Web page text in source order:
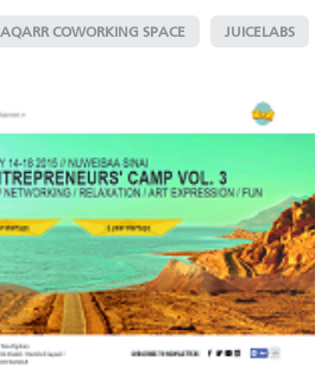
JUICELABS
COWORKING SPACE